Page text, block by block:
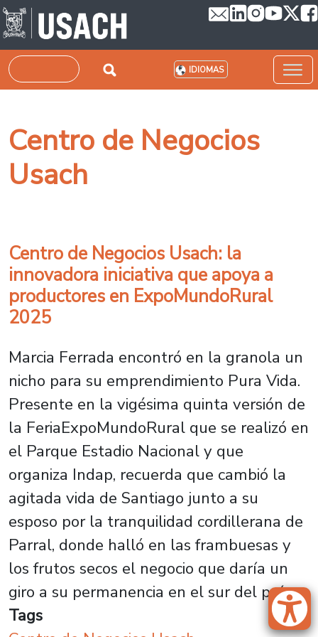
Pasar al contenido principal
Buscar IDIOMAS
Centro de Negocios
Usach
Centro de Negocios Usach: la
innovadora iniciativa que apoya a
productores en ExpoMundoRural
2025
Marcia Ferrada encontró en la granola un
nicho para su emprendimiento Pura Vida.
Presente en la vigésima quinta versión de
la FeriaExpoMundoRural que se realizó en
el Parque Estadio Nacional y que
organiza Indap, recuerda que cambió la
agitada vida de Santiago junto a su
esposo por la tranquilidad cordillerana de
Parral, donde halló en las frambuesas y
los frutos secos el negocio que daría un
giro a su permanencia en el sur del país .
Tags